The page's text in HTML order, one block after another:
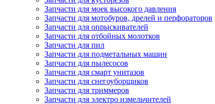
Запчасти для моек высокого давления
Запчасти для мотобуров, дрелей и перфораторов
Запчасти для опрыскивателей
Запчасти для отбойных молотков
Запчасти для пил
Запчасти для подметальных машин
Запчасти для пылесосов
Запчасти для смарт унитазов
Запчасти для снегоуборщиков
Запчасти для триммеров
Запчасти для электро измельчителей